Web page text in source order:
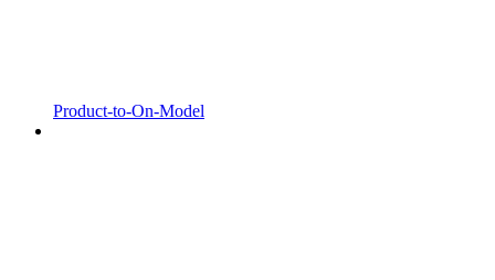
Product-to-On-Model